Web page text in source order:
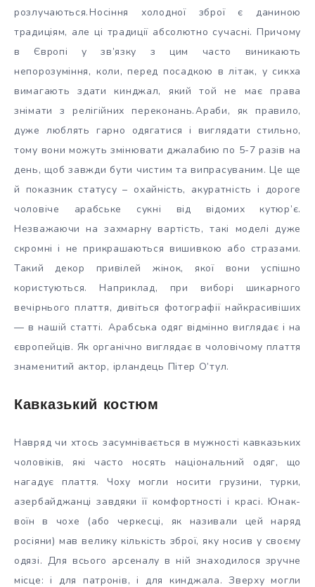
розлучаються.Носіння холодної зброї є даниною
традиціям, але ці традиції абсолютно сучасні. Причому
в Європі у зв’язку з цим часто виникають
непорозуміння, коли, перед посадкою в літак, у сикха
вимагають здати кинджал, який той не має права
знімати з релігійних переконань.Араби, як правило,
дуже люблять гарно одягатися і виглядати стильно,
тому вони можуть змінювати джалабию по 5-7 разів на
день, щоб завжди бути чистим та випрасуваним. Це ще
й показник статусу – охайність, акуратність і дороге
чоловіче арабське сукні від відомих кутюр’є.
Незважаючи на захмарну вартість, такі моделі дуже
скромні і не прикрашаються вишивкою або стразами.
Такий декор привілей жінок, якої вони успішно
користуються. Наприклад, при виборі шикарного
вечірнього плаття, дивіться фотографії найкрасивіших
— в нашій статті. Арабська одяг відмінно виглядає і на
європейців. Як органічно виглядає в чоловічому плаття
знаменитий актор, ірландець Пітер О’тул.
Кавказький костюм
Навряд чи хтось засумнівається в мужності кавказьких
чоловіків, які часто носять національний одяг, що
нагадує плаття. Чоху могли носити грузини, турки,
азербайджанці завдяки її комфортності і красі. Юнак-
воїн в чохе (або черкесці, як називали цей наряд
росіяни) мав велику кількість зброї, яку носив у своєму
одязі. Для всього арсеналу в ній знаходилося зручне
місце: і для патронів, і для кинджала. Зверху могли